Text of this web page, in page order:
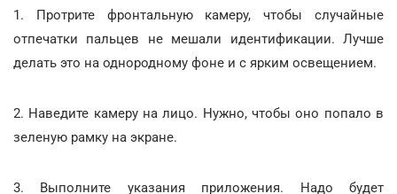
1. Протрите фронтальную камеру, чтобы случайные
отпечатки пальцев не мешали идентификации. Лучше
делать это на однородному фоне и с ярким освещением.
2. Наведите камеру на лицо. Нужно, чтобы оно попало в
зеленую рамку на экране.
3. Выполните указания приложения. Надо будет